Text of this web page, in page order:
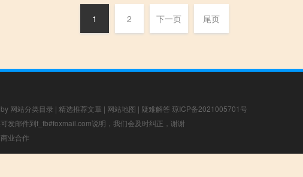
1 2 下一页 尾页
网站分类目录 | 精选推荐文章 | 网站地图 | 疑难解答 琼ICP备2021005701号
发邮件到f_fb#foxmail.com说明，我们会及时纠正，谢谢
业合作